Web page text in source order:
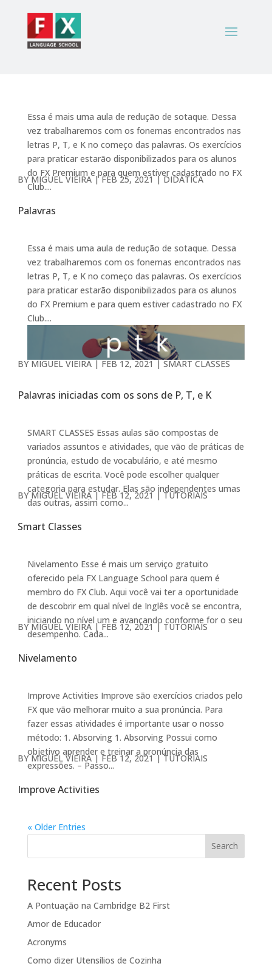
Palavras
BYMIGUEL VIEIRA|FEB 25, 2021|DIDÁTICA
Essa é mais uma aula de redução de sotaque. Dessa
vez trabalharemos com os fonemas encontrados nas
letras P, T, e K no começo das palavras. Os exercícios
para praticar estarão disponibilizados para os alunos
do FX Premium e para quem estiver cadastrado no FX
Club....
Palavras iniciadas com os sons de P, T, e K
BYMIGUEL VIEIRA|FEB 12, 2021|SMART CLASSES
Essa é mais uma aula de redução de sotaque. Dessa
vez trabalharemos com os fonemas encontrados nas
letras P, T, e K no começo das palavras. Os exercícios
para praticar estarão disponibilizados para os alunos
do FX Premium e para quem estiver cadastrado no FX
Club....
Smart Classes
BYMIGUEL VIEIRA|FEB 12, 2021|TUTORIAIS
SMART CLASSES Essas aulas são compostas de
variados assuntos e atividades, que vão de práticas de
pronúncia, estudo de vocabulário, e até mesmo
práticas de escrita. Você pode escolher qualquer
categoria para estudar. Elas são independentes umas
das outras, assim como...
Nivelamento
BYMIGUEL VIEIRA|FEB 12, 2021|TUTORIAIS
Nivelamento Esse é mais um serviço gratuito
oferecido pela FX Language School para quem é
membro do FX Club. Aqui você vai ter a oportunidade
de descobrir em qual nível de Inglês você se encontra,
iniciando no nível um e avançando conforme for o seu
desempenho. Cada...
Improve Activities
BYMIGUEL VIEIRA|FEB 12, 2021|TUTORIAIS
Improve Activities Improve são exercícios criados pelo
FX que vão melhorar muito a sua pronúncia. Para
fazer essas atividades é importante usar o nosso
método: 1. Absorving 1. Absorving Possui como
objetivo aprender e treinar a pronúncia das
expressões. – Passo...
« Older Entries
Search
Recent Posts
A Pontuação na Cambridge B2 First
Amor de Educador
Acronyms
Como dizer Utensílios de Cozinha